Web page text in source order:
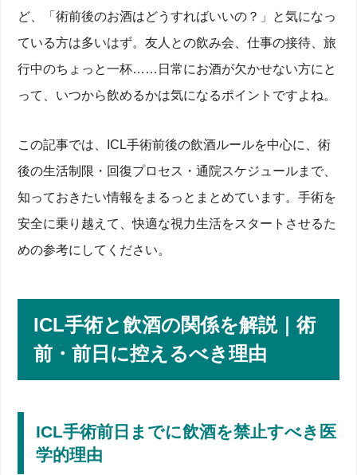
ど、「術前後のお酒はどうすればいいの？」と気になっ
ている方は多いはず。友人との飲み会、仕事の接待、旅
行中のちょっと一杯……日常にお酒が欠かせない方にと
って、いつから飲めるかは気になるポイントですよね。
この記事では、ICL手術前後の飲酒ルールを中心に、術
後の生活制限・回復プロセス・通院スケジュールまで、
知っておきたい情報をまるっとまとめています。手術を
安全に乗り越えて、快適な視力生活をスタートさせるた
めの参考にしてください。
ICL手術と飲酒の関係を解説｜術
前・前日に控えるべき理由
ICL手術前日までに飲酒を禁止すべき医
学的理由